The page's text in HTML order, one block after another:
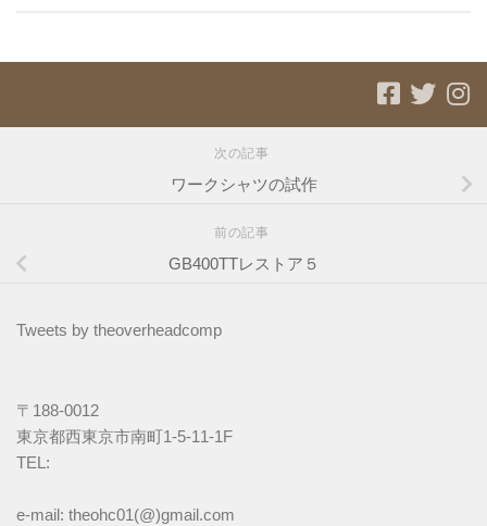
次の記事
ワークシャツの試作
前の記事
GB400TTレストア５
Tweets by theoverheadcomp
〒188-0012
東京都西東京市南町1-5-11-1F
TEL:
e-mail: theohc01(@)gmail.com